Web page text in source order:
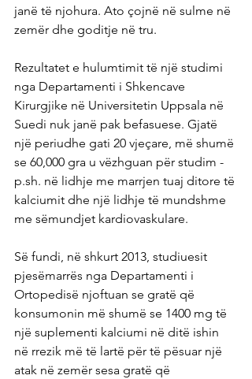
janë të njohura. Ato çojnë në sulme në
zemër dhe goditje në tru.
Rezultatet e hulumtimit të një studimi
nga Departamenti i Shkencave
Kirurgjike në Universitetin Uppsala në
Suedi nuk janë pak befasuese. Gjatë
një periudhe gati 20 vjeçare, më shumë
se 60,000 gra u vëzhguan për studim -
p.sh. në lidhje me marrjen tuaj ditore të
kalciumit dhe një lidhje të mundshme
me sëmundjet kardiovaskulare.
Së fundi, në shkurt 2013, studiuesit
pjesëmarrës nga Departamenti i
Ortopedisë njoftuan se gratë që
konsumonin më shumë se 1400 mg të
një suplementi kalciumi në ditë ishin
në rrezik më të lartë për të pësuar një
atak në zemër sesa gratë që